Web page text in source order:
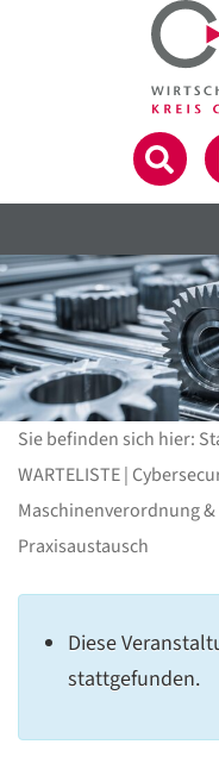
Sie befinden sich hier:
WARTELISTE |
Maschinenverordnung &
Praxisaustausch
Diese
stattgefunden.